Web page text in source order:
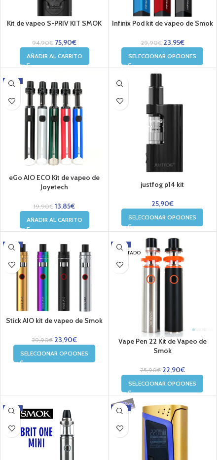
Kit de vapeo S-PRIV KIT SMOK
94,90€ 75,90€
AÑADIR AL CARRITO
Infinix Pod kit de vapeo de Smok
29,90€ 23,95€
SELECCIONAR OPCIONES
-30%
eGo AIO ECO Kit de vapeo de
Joyetech
19,90€ 13,85€
AÑADIR AL CARRITO
justfog p14 kit
25,90€
SELECCIONAR OPCIONES
-20%
Stick AIO kit de vapeo de Smok
29,90€ 23,90€
SELECCIONAR OPCIONES
-12%
AGOTADO
Vape Pen 22 Kit de Vapeo de
Smok
25,90€ 22,90€
SELECCIONAR OPCIONES
-29% -25%